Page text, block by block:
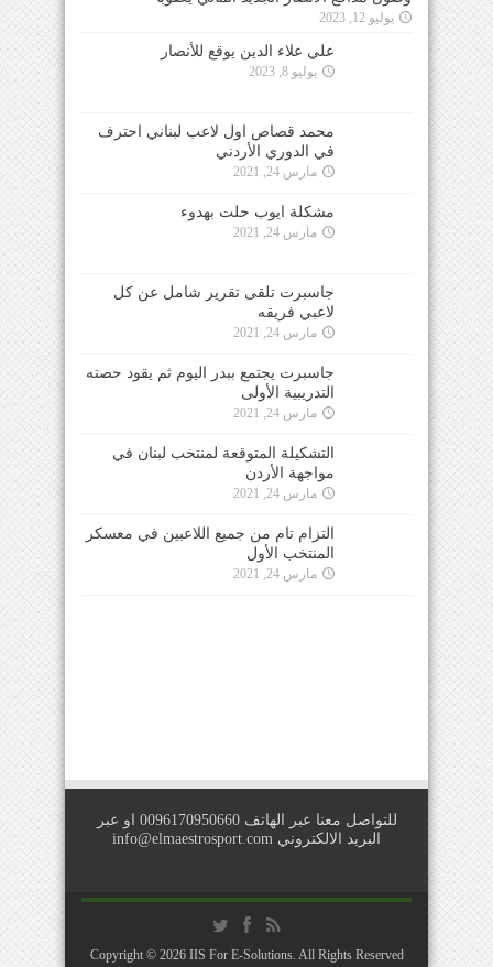
يوليو 12, 2023
علي علاء الدين يوقع للأنصار
مشكلة ايوب حلت بهدوء
جاسبرت تلقى تقرير شامل عن كل لاعبي فريقه
التزام تام من جميع اللاعبين في معسكر المنتخب
Copyright © 2026IIS For E-Solutions . All Rights Reserved